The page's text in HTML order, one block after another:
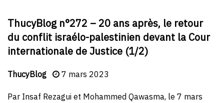
ThucyBlog n°272 – 20 ans après, le retour
du conflit israélo-palestinien devant la Cour
internationale de Justice (1/2)
ThucyBlog 7 mars 2023
Par Insaf Rezagui et Mohammed Qawasma, le 7 mars